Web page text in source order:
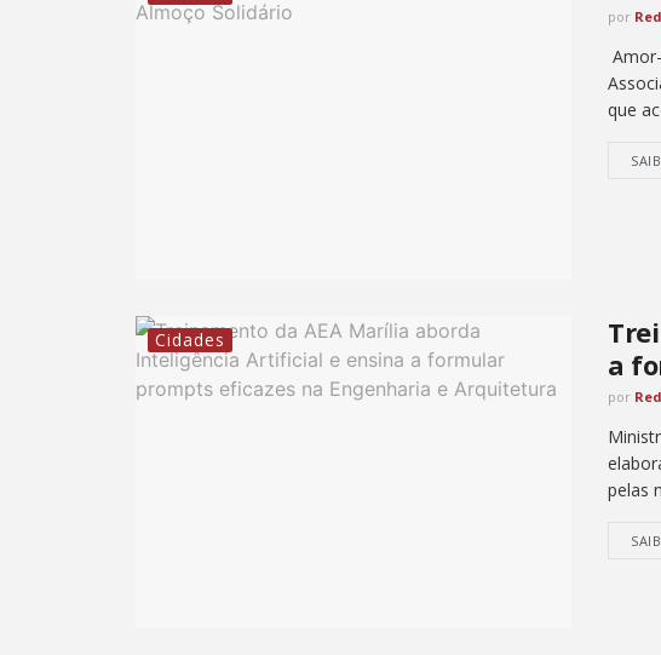
por
que
Cidades
a
por
pelas